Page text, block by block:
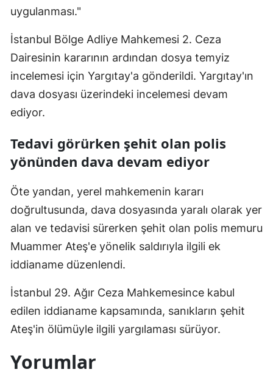
uygulanması."
İstanbul Bölge Adliye Mahkemesi 2. Ceza
Dairesinin kararının ardından dosya temyiz
incelemesi için Yargıtay'a gönderildi. Yargıtay'ın
dava dosyası üzerindeki incelemesi devam
ediyor.
Tedavi görürken şehit olan polis
yönünden dava devam ediyor
Öte yandan, yerel mahkemenin kararı
doğrultusunda, dava dosyasında yaralı olarak yer
alan ve tedavisi sürerken şehit olan polis memuru
Muammer Ateş'e yönelik saldırıyla ilgili ek
iddianame düzenlendi.
İstanbul 29. Ağır Ceza Mahkemesince kabul
edilen iddianame kapsamında, sanıkların şehit
Ateş'in ölümüyle ilgili yargılaması sürüyor.
Yorumlar